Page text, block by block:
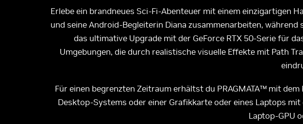
Erlebe ein brandneues Sci-Fi-Abenteuer mit einem einzigartigen
und seine Android-Begleiterin Diana zusammenarbeiten,
das ultimative Upgrade mit der GeForce RTX 50-Serie für
Umgebungen, die durch realistische visuelle Effekte mit Path
Für einen begrenzten Zeitraum erhältst du PRAGMATA™ mit
Desktop-Systems oder einer Grafikkarte oder eines Laptops
Laptop-GPU